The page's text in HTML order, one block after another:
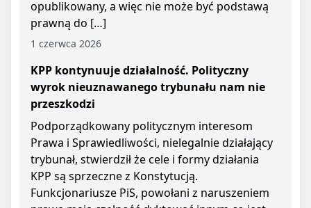
opublikowany, a więc nie może być podstawą
prawną do […]
1 czerwca 2026
KPP kontynuuje działalność. Polityczny
wyrok nieuznawanego trybunału nam nie
przeszkodzi
Podporządkowany politycznym interesom
Prawa i Sprawiedliwości, nielegalnie działający
trybunał, stwierdził że cele i formy działania
KPP są sprzeczne z Konstytucją.
Funkcjonariusze PiS, powołani z naruszeniem